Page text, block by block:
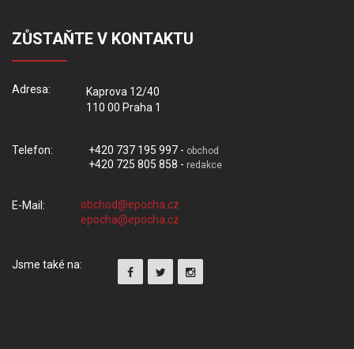
ZŮSTAŇTE V KONTAKTU
Adresa:
Kaprova 12/40
110 00 Praha 1
Telefon: +420 737 195 997 - obchod
+420 725 805 858 - redakce
E-Mail:
Jsme také na: